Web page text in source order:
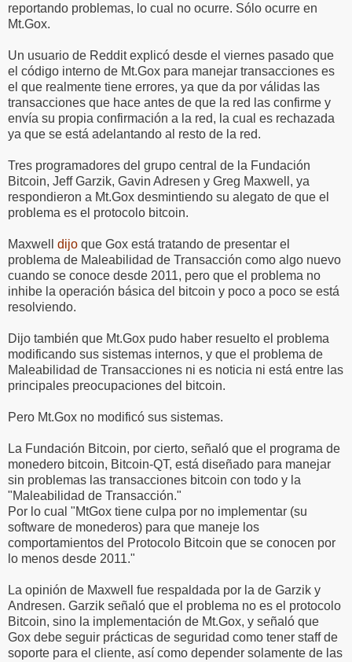
reportando problemas, lo cual no ocurre. Sólo ocurre en
Mt.Gox.
Un usuario de Reddit explicó desde el viernes pasado que
el código interno de Mt.Gox para manejar transacciones es
el que realmente tiene errores, ya que da por válidas las
transacciones que hace antes de que la red las confirme y
envía su propia confirmación a la red, la cual es rechazada
ya que se está adelantando al resto de la red.
Tres programadores del grupo central de la Fundación
Bitcoin, Jeff Garzik, Gavin Adresen y Greg Maxwell, ya
respondieron a Mt.Gox desmintiendo su alegato de que el
problema es el protocolo bitcoin.
Maxwell dijo que Gox está tratando de presentar el
problema de Maleabilidad de Transacción como algo nuevo
cuando se conoce desde 2011, pero que el problema no
inhibe la operación básica del bitcoin y poco a poco se está
resolviendo.
Dijo también que Mt.Gox pudo haber resuelto el problema
modificando sus sistemas internos, y que el problema de
Maleabilidad de Transacciones ni es noticia ni está entre las
principales preocupaciones del bitcoin.
Pero Mt.Gox no modificó sus sistemas.
La Fundación Bitcoin, por cierto, señaló que el programa de
monedero bitcoin, Bitcoin-QT, está diseñado para manejar
sin problemas las transacciones bitcoin con todo y la
"Maleabilidad de Transacción."
Por lo cual "MtGox tiene culpa por no implementar (su
software de monederos) para que maneje los
comportamientos del Protocolo Bitcoin que se conocen por
lo menos desde 2011."
La opinión de Maxwell fue respaldada por la de Garzik y
Andresen. Garzik señaló que el problema no es el protocolo
Bitcoin, sino la implementación de Mt.Gox, y señaló que
Gox debe seguir prácticas de seguridad como tener staff de
soporte para el cliente, así como depender solamente de las